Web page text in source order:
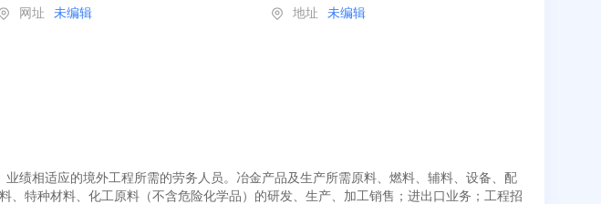
网址 未编辑 地址 未编辑
绩相适应的境外工程所需的劳务人员。冶金产品及生产所需原料、燃料、辅料、设备、配
特种材料、化工原料（不含危险化学品）的研发、生产、加工销售；进出口业务；工程招